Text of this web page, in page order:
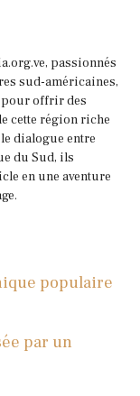
passionnés
sud-américaines,
pour offrir des
cette région riche
dialogue entre
du Sud, ils
en une aventure
populaire
par un